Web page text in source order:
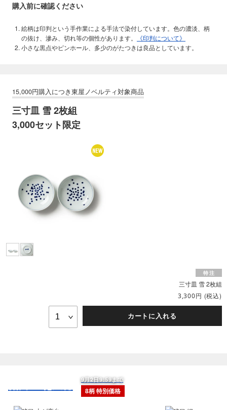
購入前に確認ください
絵柄は印判という手作業による手法で染付しています。色の濃淡、柄
の抜け、滲み、切れ等の個性があります。
《印判について》
小さな黒点やピンホール、多少のがたつきは良品としています。
三寸皿 雪 2枚組
3,000セット限定
三寸皿 雪 2枚組
3,300円 (税込)
カートに入れる
9月2日9:59まで
8柄 特別価格